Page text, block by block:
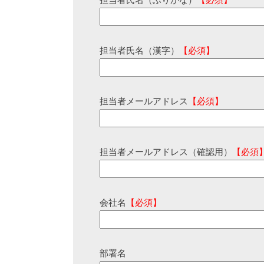
担当者氏名（漢字） 【必須】
担当者メールアドレス 【必須】
担当者メールアドレス（確認用） 【必須
会社名 【必須】
部署名